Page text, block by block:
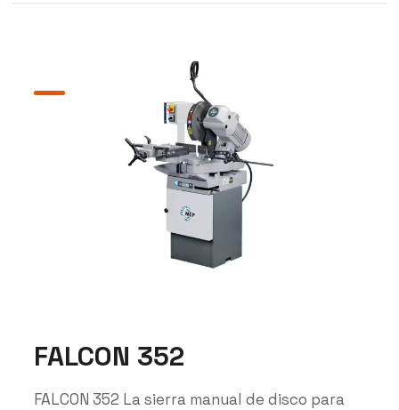
FALCON 352
FALCON 352 La sierra manual de disco para